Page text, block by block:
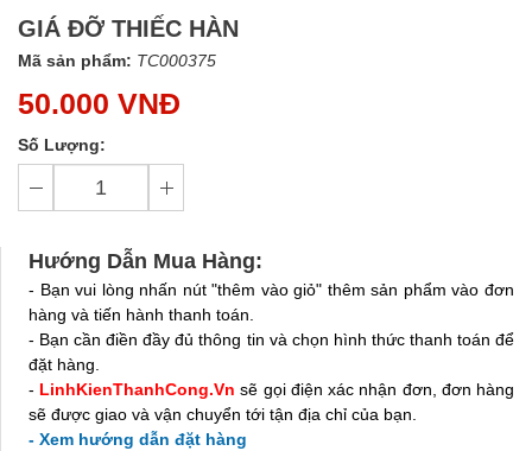
GIÁ ĐỠ THIẾC HÀN
Mã sản phẩm: TC000375
50.000 VNĐ
Số Lượng:
Hướng Dẫn Mua Hàng:
- Bạn vui lòng nhấn nút "thêm vào giỏ" thêm sản phẩm vào đơn
hàng và tiến hành thanh toán.
- Bạn cần điền đầy đủ thông tin và chọn hình thức thanh toán để
đặt hàng.
- LinhKienThanhCong.Vn sẽ gọi điện xác nhận đơn, đơn hàng
sẽ được giao và vận chuyển tới tận địa chỉ của bạn.
- Xem hướng dẫn đặt hàng